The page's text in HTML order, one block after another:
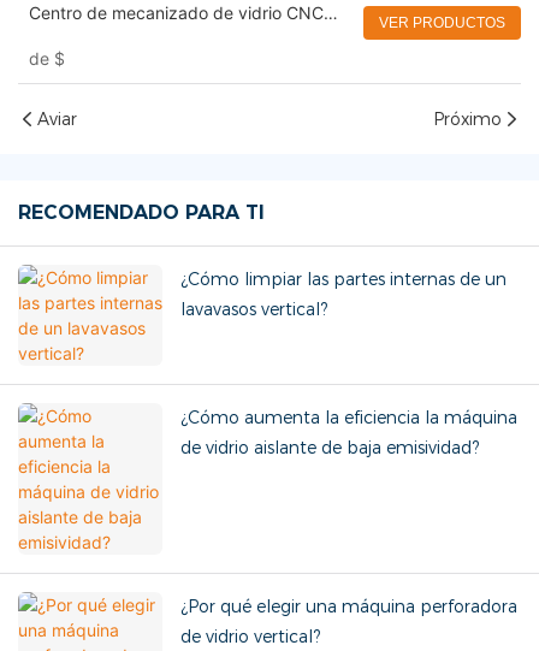
Centro de mecanizado de vidrio CNC
de $
VER PRODUCTOS
Aviar Próximo
RECOMENDADO PARA TI
¿Cómo limpiar las partes internas de un
lavavasos vertical?
¿Cómo aumenta la eficiencia la máquina
de vidrio aislante de baja emisividad?
¿Por qué elegir una máquina perforadora
de vidrio vertical?